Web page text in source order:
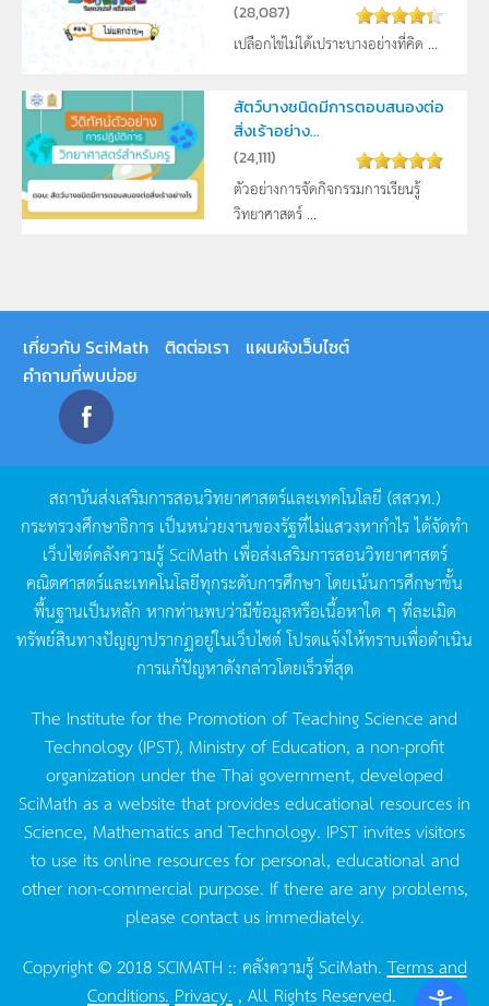
(28,087)
เปลือกไข่ไม่ได้เปราะบางอย่างที่คิด ...
สัตว์บางชนิดมีการตอบสนองต่อ
สิ่งเร้าอย่าง...
(24,111)
ตัวอย่างการจัดกิจกรรมการเรียนรู้
วิทยาศาสตร์ ...
เกี่ยวกับ SciMath ติดต่อเรา
แผนผังเว็บไซต์
คำถามที่พบบ่อย
สถาบันส่งเสริมการสอนวิทยาศาสตร์และเทคโนโลยี (สสวท.)
กระทรวงศึกษาธิการ เป็นหน่วยงานของรัฐที่ไม่แสวงหากำไรได้จัดทำ
เว็บไซต์คลังความรู้SciMath เพื่อส่งเสริมการสอนวิทยาศาสตร์
คณิตศาสตร์และเทคโนโลยีทุกระดับการศึกษา โดยเน้นการศึกษาขั้น
พื้นฐานเป็นหลัก หากท่านพบว่ามีข้อมูลหรือเนื้อหาใด ๆ ที่ละเมิด
ทรัพย์สินทางปัญญาปรากฏอยู่ในเว็บไซต์โปรดแจ้งให้ทราบเพื่อดำเนิน
การแก้ปัญหาดังกล่าวโดยเร็วที่สุด
The Institute for the Promotion of Teaching Science and
Technology (IPST), Ministry of Education, a non-profit
organization under the Thai government, developed
SciMath as a website that provides educational resources in
Science, Mathematics and Technology. IPST invites visitors
to use its online resources for personal, educational and
other non-commercial purpose. If there are any problems,
please contact us immediately.
Copyright © 2018 SCIMATH :: คลังความรู้ SciMath.Terms and
Conditions. Privacy. , All Rights Reserved.